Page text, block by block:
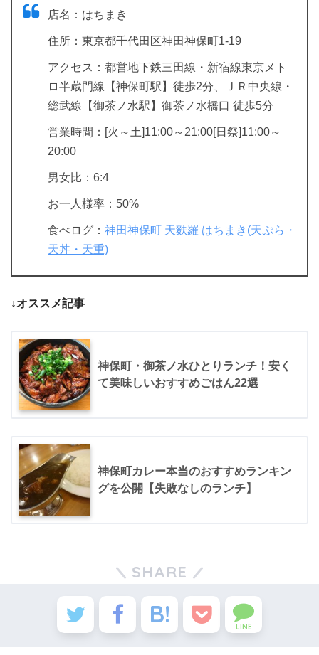
店名：はちまき
住所：東京都千代田区神田神保町1-19
アクセス：都営地下鉄三田線・新宿線東京メト
ロ半蔵門線【神保町駅】徒歩2分、ＪＲ中央線・
総武線【御茶ノ水駅】御茶ノ水橋口 徒歩5分
営業時間：[火～土]11:00～21:00[日祭]11:00～
20:00
男女比：6:4
お一人様率：50%
食べログ： 神田神保町 天麩羅 はちまき(天ぷら・
天丼・天重)
↓オススメ記事
神保町・御茶ノ水ひとりランチ！安く
て美味しいおすすめごはん22選
神保町カレー本当のおすすめランキン
グを公開【失敗なしのランチ】
SHARE
LINE